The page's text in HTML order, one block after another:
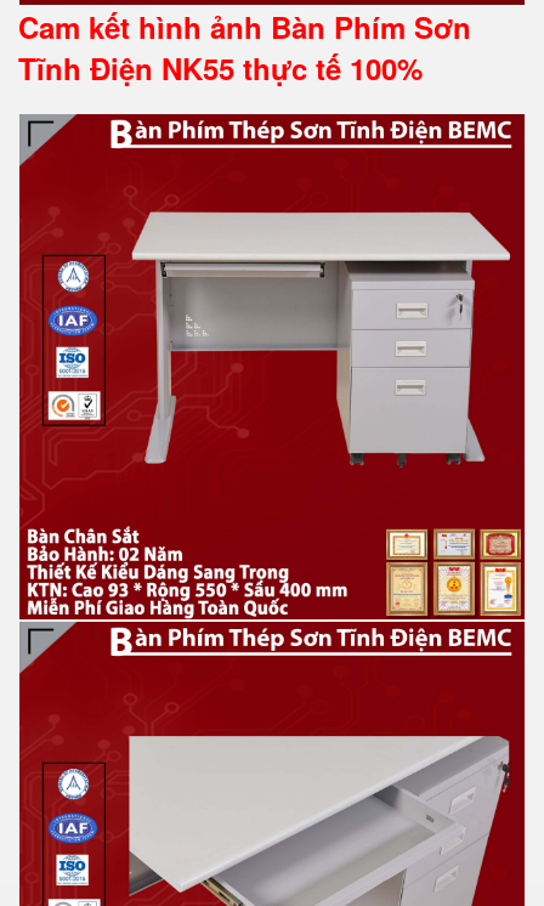
Cam kết hình ảnh Bàn Phím Sơn
Tĩnh Điện NK55 thực tế 100%